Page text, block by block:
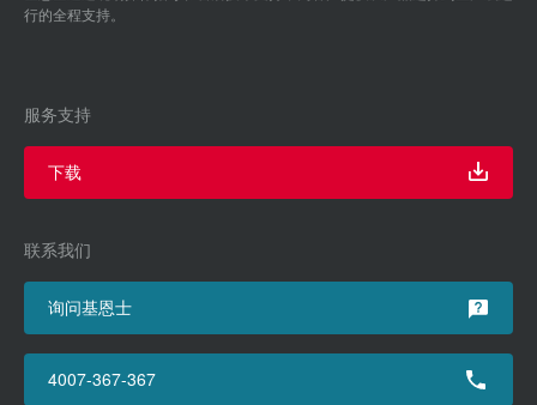
行的全程支持。
服务支持
下载
联系我们
询问基恩士
4007-367-367